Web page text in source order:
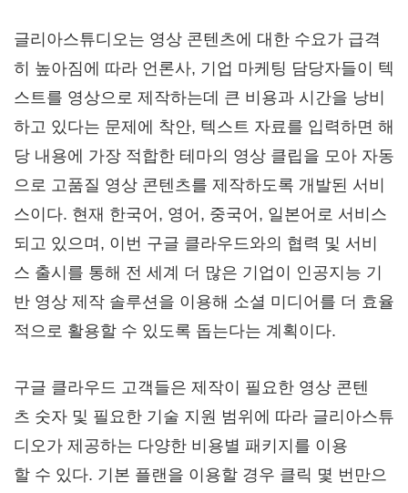
글리아스튜디오는 영상 콘텐츠에 대한 수요가 급격
히 높아짐에 따라 언론사, 기업 마케팅 담당자들이 텍
스트를 영상으로 제작하는데 큰 비용과 시간을 낭비
하고 있다는 문제에 착안, 텍스트 자료를 입력하면 해
당 내용에 가장 적합한 테마의 영상 클립을 모아 자동
으로 고품질 영상 콘텐츠를 제작하도록 개발된 서비
스이다. 현재 한국어, 영어, 중국어, 일본어로 서비스
되고 있으며, 이번 구글 클라우드와의 협력 및 서비
스 출시를 통해 전 세계 더 많은 기업이 인공지능 기
반 영상 제작 솔루션을 이용해 소셜 미디어를 더 효율
적으로 활용할 수 있도록 돕는다는 계획이다.
구글 클라우드 고객들은 제작이 필요한 영상 콘텐
츠 숫자 및 필요한 기술 지원 범위에 따라 글리아스튜
디오가 제공하는 다양한 비용별 패키지를 이용
할 수 있다. 기본 플랜을 이용할 경우 클릭 몇 번만으